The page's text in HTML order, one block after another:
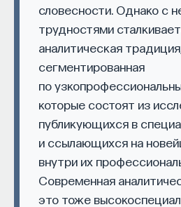
словесности. Однако с
трудностями
аналитическая традиция,
сегментированная
по
которые состоят из
публикующихся в
и ссылающихся на
внутри их
Современная
это тоже
Химия между
вещества,
нами
СОХРАНИТЬ
в интеллектуальной и
ряда выдающихся
мысли — в линии
ценностей национальной
гражданских институтов.
реформатора-законоведа М.
не выходя за пределы
конструкции власти,
рационализации системы
обозначая правовой предел
что логически и неизбежно